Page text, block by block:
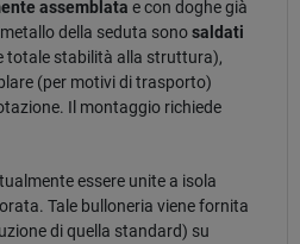
assemblata e con doghe già
della seduta sonosaldati
totale stabilità alla struttura),
(per motivi di trasporto)
Il montaggio richiede
essere unite a isola
Tale bulloneria viene fornita
di quella standard) su